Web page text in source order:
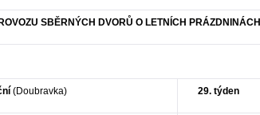
SBĚRNÝCH DVORŮ O LETNÍCH PRÁZDNINÁCH
(Doubravka) 29. týden